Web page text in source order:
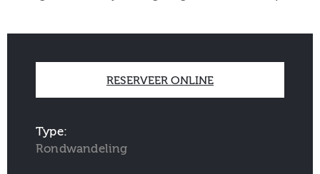
RESERVEER ONLINE
Type:
Rondwandeling